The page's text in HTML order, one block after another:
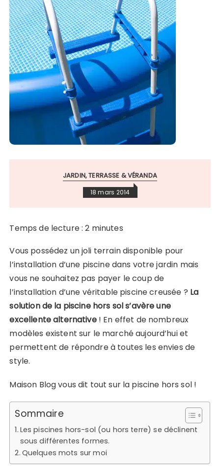
JARDIN, TERRASSE & VÉRANDA
18 mars 2014
Temps de lecture :2 minutes
Vous possédez un joli terrain disponible pour
l’installation d’une piscine dans votre jardin mais
vous ne souhaitez pas payer le coup de
l’installation d’une véritable piscine creusée ? La
solution de la piscine hors sol s’avère une
excellente alternative! En effet de nombreux
modèles existent sur le marché aujourd’hui et
permettent de répondre à toutes les envies de
style.
Maison Blog vous dit tout sur la piscine hors sol !
Sommaire
Les piscines hors-sol (ou hors terre) se déclinent
sous différentes formes.
Quelques mots sur moi